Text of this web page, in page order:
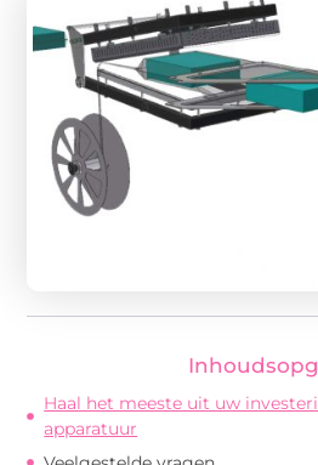
Haal het meeste uit uw
apparatuur